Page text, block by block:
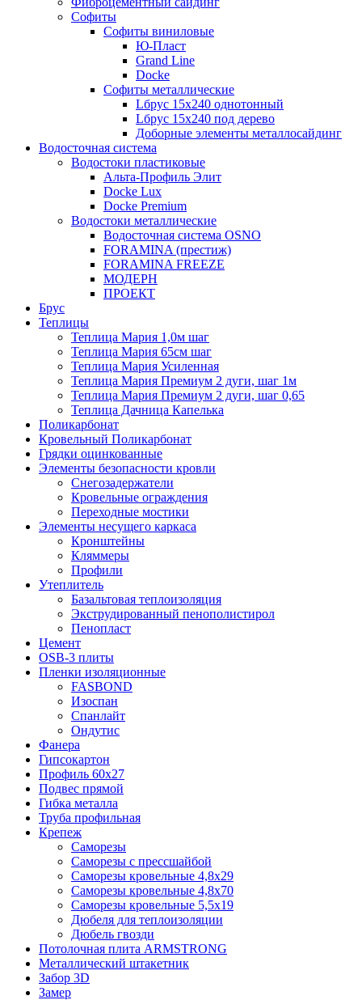
Софиты
Софиты виниловые
Ю-Пласт
Grand Line
Docke
Софиты металлические
Lбрус 15x240 однотонный
Lбрус 15x240 под дерево
Доборные элементы металлосайдинг
Водосточная система
Водостоки пластиковые
Альта-Профиль Элит
Docke Lux
Docke Premium
Водостоки металлические
Водосточная система OSNO
FORAMINA (престиж)
FORAMINA FREEZE
МОДЕРН
ПРОЕКТ
Брус
Теплицы
Теплица Мария 1,0м шаг
Теплица Мария 65см шаг
Теплица Мария Усиленная
Теплица Мария Премиум 2 дуги, шаг 1м
Теплица Мария Премиум 2 дуги, шаг 0,65
Теплица Дачница Капелька
Поликарбонат
Кровельный Поликарбонат
Грядки оцинкованные
Элементы безопасности кровли
Снегозадержатели
Кровельные ограждения
Переходные мостики
Элементы несущего каркаса
Кронштейны
Кляммеры
Профили
Утеплитель
Базальтовая теплоизоляция
Экструдированный пенополистирол
Пенопласт
Цемент
OSB-3 плиты
Пленки изоляционные
FASBOND
Изоспан
Спанлайт
Ондутис
Фанера
Гипсокартон
Профиль 60х27
Подвес прямой
Гибка металла
Труба профильная
Крепеж
Саморезы
Саморезы с прессшайбой
Саморезы кровельные 4,8х29
Саморезы кровельные 4,8х70
Саморезы кровельные 5,5х19
Дюбеля для теплоизоляции
Дюбель гвозди
Потолочная плита ARMSTRONG
Металлический штакетник
Забор 3D
Замер